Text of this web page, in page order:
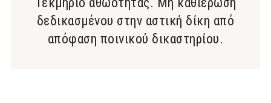
δεδικασμένου στην αστική δίκη από
απόφαση ποινικού δικαστηρίου.